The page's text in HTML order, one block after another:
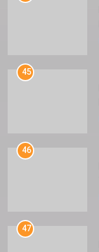
45
46
47